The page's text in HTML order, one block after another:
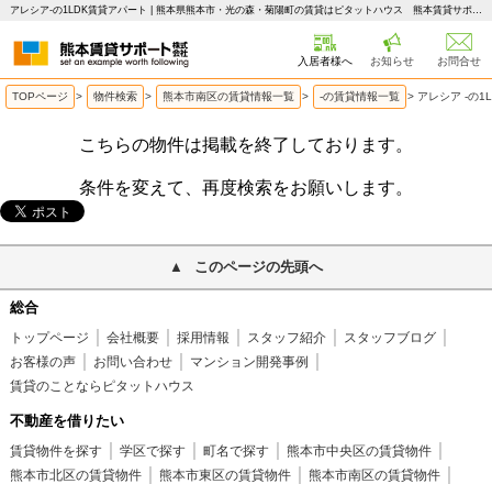
アレシア-の1LDK賃貸アパート | 熊本県熊本市・光の森・菊陽町の賃貸はピタットハウス 熊本賃貸サポート
入居者様へ お知らせ お問合せ
TOPページ > 物件検索 > 熊本市南区の賃貸情報一覧 > -の賃貸情報一覧 > アレシア -の
こちらの物件は掲載を終了しております。
条件を変えて、再度検索をお願いします。
このページの先頭へ
総合
トップページ 会社概要 採用情報 スタッフ紹介
スタッフブログ
お客様の声
お問い合わせ
マンション開発事例
賃貸のことならピタットハウス
不動産を借りたい
賃貸物件を探す 学区で探す 町名で探す
熊本市中央区の賃貸物件
熊本市北区の賃貸物件
熊本市東区の賃貸物件
熊本市南区の賃貸物件